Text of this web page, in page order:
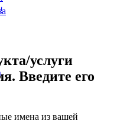
услуги
Введите его
имена из вашей